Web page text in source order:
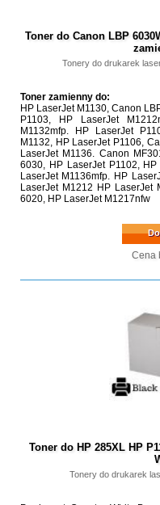
Toner do Canon LBP
Tonery do drukarek
Toner zamienny do:
HP LaserJet M1130, Canon
P1103, HP LaserJet
M1132mfp. HP LaserJet
M1132, HP LaserJet P1106,
LaserJet M1136. Canon
6030, HP LaserJet P1102,
LaserJet M1136mfp. HP
LaserJet M1212 HP LaserJet
6020, HP LaserJet M1217nfw
Cena
Toner do HP 285XL HP
Tonery do drukarek